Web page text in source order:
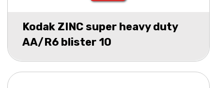
Kodak ZINC super heavy duty
AA/R6 blister 10